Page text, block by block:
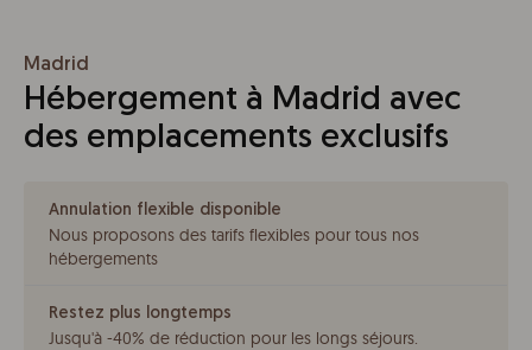
Madrid
Hébergement à Madrid avec
des emplacements exclusifs
Annulation flexible disponible
Nous proposons des tarifs flexibles pour tous nos
hébergements
Restez plus longtemps
Jusqu'à -40% de réduction pour les longs séjours.